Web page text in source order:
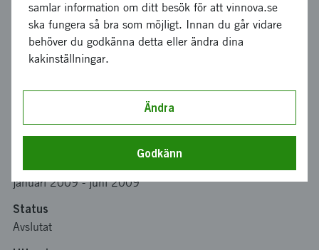
Diarienummer
2009-00048
Koordinator
Personvagnar AB
Bidrag från Vinnova
1 249 190 kronor
januari 2009-juni 2009
Status
Avslutat
samlar information om ditt besök för att vinnova.se
ska fungera så bra som möjligt. Innan du går vidare
behöver du godkänna detta eller ändra dina
kakinställningar.
Ändra
Godkänn